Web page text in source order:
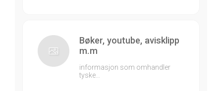
Bøker, youtube, avisklipp
m.m
informasjon som omhandler
tyske…